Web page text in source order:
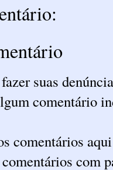
suas
comentário
comentários
com